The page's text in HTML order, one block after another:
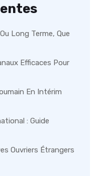
Long Terme, Que
Efficaces Pour
En Intérim
: Guide
Ouvriers Étrangers